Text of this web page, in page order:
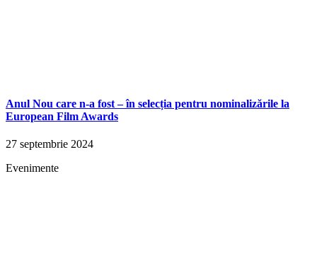
Anul Nou care n-a fost – în selecția pentru nominalizările la
European Film Awards
27 septembrie 2024
Evenimente